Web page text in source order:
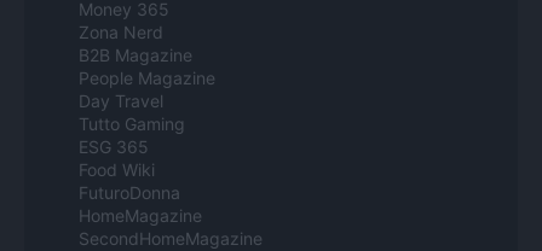
Money 365
Zona Nerd
B2B Magazine
People Magazine
Day Travel
Tutto Gaming
ESG 365
Food Wiki
FuturoDonna
HomeMagazine
SecondHomeMagazine